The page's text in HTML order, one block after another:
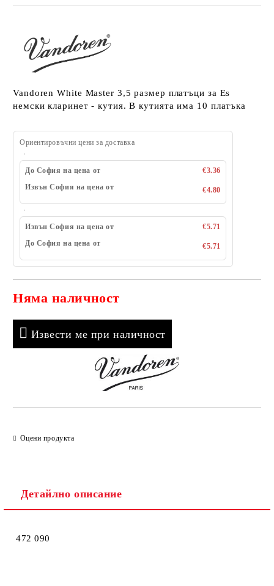
Vandoren White Master 3,5 размер платъци за Es
немски кларинет - кутия. В кутията има 10 платъка
Ориентировъчни цени за доставка
До София на цена от
€3.36
Извън София на цена от
€4.80
Извън София на цена от
€5.71
До София на цена от
€5.71
Няма наличност
Извести ме при наличност
Оцени продукта
Детайлно описание
472 090